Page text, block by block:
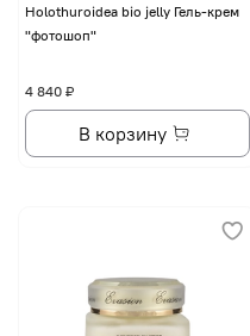
Holothuroidea bio jelly Гель-крем
"фотошоп"
4 840 ₽
В корзину